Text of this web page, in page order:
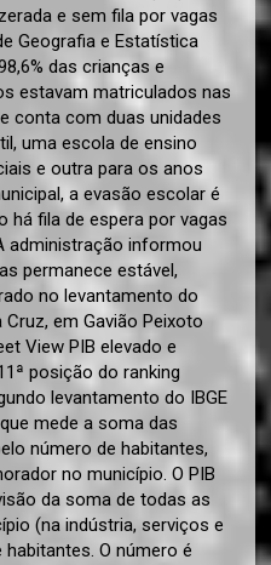
e sem fila por vagas
Geografia e Estatística
das crianças e
estavam matriculados nas
conta com duas unidades
uma escola de ensino
e outra para os anos
a evasão escolar é
há fila de espera por vagas
administração informou
permanece estável,
no levantamento do
Cruz, em Gavião Peixoto
View PIB elevado e
posição do ranking
levantamento do IBGE
mede a soma das
número de habitantes,
no município. O PIB
da soma de todas as
(na indústria, serviços e
O número é